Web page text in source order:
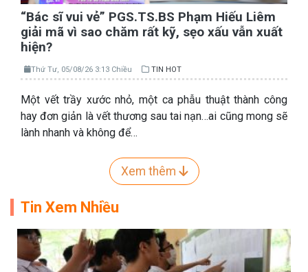
“Bác sĩ vui vẻ” PGS.TS.BS Phạm Hiếu Liêm
giải mã vì sao chăm rất kỹ, sẹo xấu vẫn xuất
hiện?
Thứ Tư, 05/08/26 3:13 Chiều TIN HOT
Một vết trầy xước nhỏ, một ca phẫu thuật thành công
hay đơn giản là vết thương sau tai nạn…ai cũng mong sẽ
lành nhanh và không để…
Xem thêm
Tin Xem Nhiều